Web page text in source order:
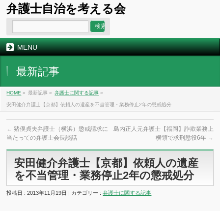
弁護士自治を考える会
MENU
最新記事
HOME » 最新記事 » 弁護士に関する記事 »
安田健介弁護士【京都】依頼人の遺産を不当管理・業務停止2年の懲戒処分
← 猪俣貞夫弁護士（横浜）懲戒請求に
当たっての弁護士会長談話
島内正人元弁護士【福岡】詐欺業務上
横領で求刑懲役6年 →
安田健介弁護士【京都】依頼人の遺産
を不当管理・業務停止2年の懲戒処分
投稿日 : 2013年11月19日 | カテゴリー :弁護士に関する記事